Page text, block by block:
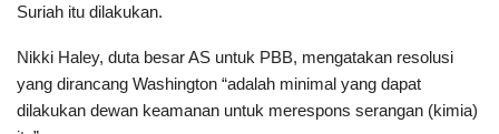
Suriah itu dilakukan.
Nikki Haley, duta besar AS untuk PBB, mengatakan resolusi
yang dirancang Washington “adalah minimal yang dapat
dilakukan dewan keamanan untuk merespons serangan (kimia)